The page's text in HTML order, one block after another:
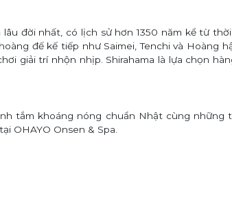
đời nhất, có lịch sử hơn 1350 năm kể từ thời
đế kế tiếp như Saimei, Tenchi và Hoàng
giải trí nhộn nhịp. Shirahama là lựa chọn
tắm khoáng nóng chuẩn Nhật cùng những
OHAYO Onsen & Spa.